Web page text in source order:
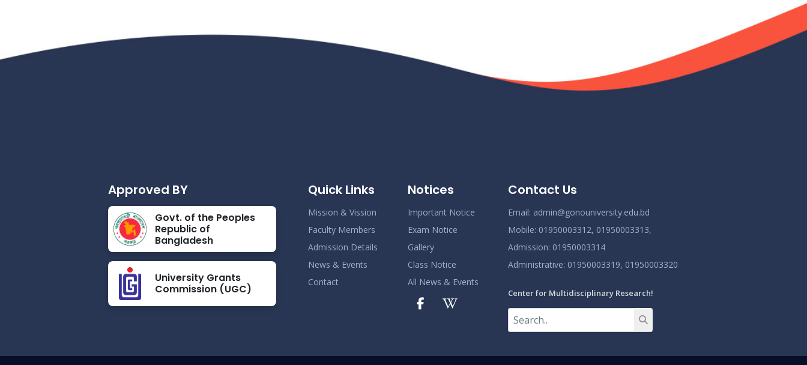
Nov 19
আন্তর্জাতিক মাতৃভাষা দিবস ও শহীদ দিবস পালন প্রসঙ্গে
বিজ্ঞপ্তি
Nov 19
2024
ভর্তিকৃত শিক্ষার্থীদের আইডি কার্ড নোটিশ
Approved BY
Govt. of the Peoples
Republic of
Bangladesh
University Grants
Commission (UGC)
Quick Links
Mission & Vission
Faculty Members
Admission Details
News & Events
Contact
Notices
Important Notice
Exam Notice
Gallery
Class Notice
All News & Events
Contact Us
Email: admin@gonouniversity.edu.bd
Mobile: 01950003312, 01950003313,
Admission: 01950003314
Administrative: 01950003319, 01950003320
Center for Multidisciplinary Research!